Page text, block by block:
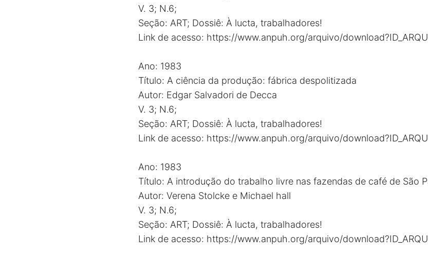
V. 3; N.6;
Seção: ART; Dossiê: À lucta, trabalhadores!
Link de acesso: https://www.anpuh.org/arquivo/
Ano: 1983
Título: A ciência da produção: fábrica despolitizada
Autor: Edgar Salvadori de Decca
V. 3; N.6;
Seção: ART; Dossiê: À lucta, trabalhadores!
Link de acesso: https://www.anpuh.org/arquivo/
Ano: 1983
Título: A introdução do trabalho livre nas fazendas de café de São
Autor: Verena Stolcke e Michael hall
V. 3; N.6;
Seção: ART; Dossiê: À lucta, trabalhadores!
Link de acesso: https://www.anpuh.org/arquivo/